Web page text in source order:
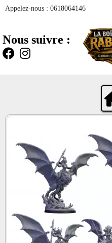
Appelez-nous : 0618064146
Nous suivre :